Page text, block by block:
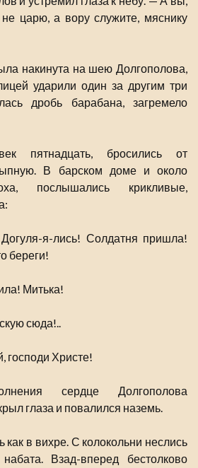
царю, а вору служите, мяснику
накинута на шею Долгополова,
ударили один за другим три
дробь барабана, загремело
пятнадцать, бросились от
В барском доме и около
послышались крикливые,
я-лись! Солдатня пришла!
береги!
Митька!
сюда!..
господи Христе!
сердце Долгополова
глаза и повалился наземь.
как в вихре. С колокольни неслись
Взад-вперед бестолково